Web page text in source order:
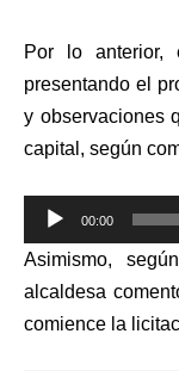
Por lo
presentando el
y observaciones
capital, según
Reproductor
de
audio
00:00
Asimismo,
alcaldesa
comience la